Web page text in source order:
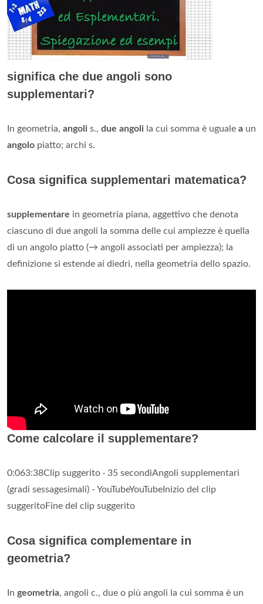
significa che due angoli sono
supplementari?
In geometria, angoli s., due angoli la cui somma è uguale a un
angolo piatto; archi s.
Cosa significa supplementari matematica?
supplementare in geometria piana, aggettivo che denota
ciascuno di due angoli la somma delle cui ampiezze è quella
di un angolo piatto (→ angoli associati per ampiezza); la
definizione si estende ai diedri, nella geometria dello spazio.
Come calcolare il supplementare?
0:063:38Clip suggerito · 35 secondiAngoli supplementari
(gradi sessagesimali) - YouTubeYouTubeInizio del clip
suggeritoFine del clip suggerito
Cosa significa complementare in
geometria?
In geometria, angoli c., due o più angoli la cui somma è un